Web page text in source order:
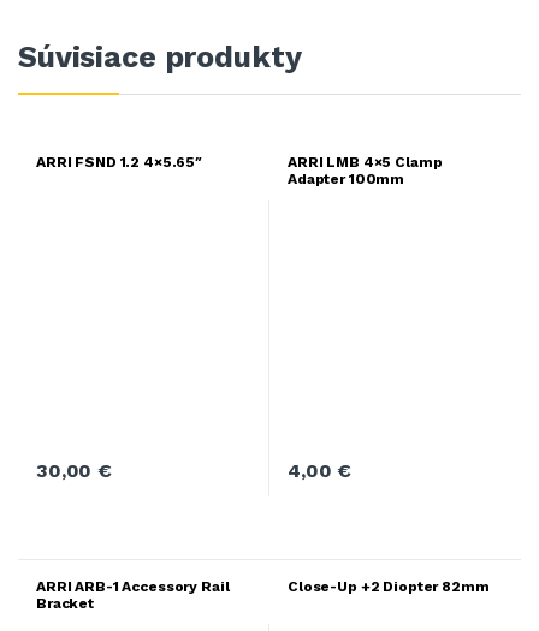
Súvisiace produkty
ARRI FSND 1.2 4×5.65″
30,00€
ARRI LMB 4×5 Clamp
Adapter 100mm
4,00€
ARRI ARB-1 Accessory Rail
Bracket
Close-Up +2 Diopter 82mm